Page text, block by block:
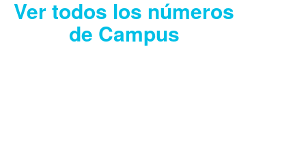
Ver todos los números
de Campus